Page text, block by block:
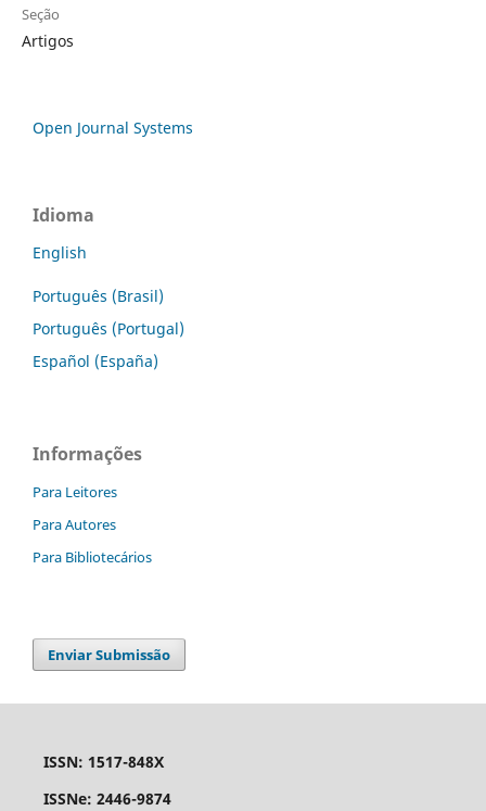
Seção
Artigos
Open Journal Systems
Idioma
English
Português (Brasil)
Português (Portugal)
Español (España)
Informações
Para Leitores
Para Autores
Para Bibliotecários
Enviar Submissão
ISSN: 1517-848X
ISSNe: 2446-9874